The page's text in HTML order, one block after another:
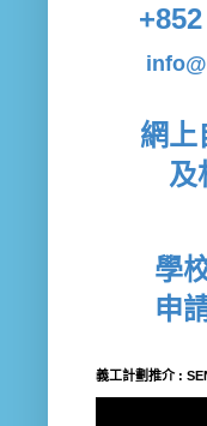
網上
及
學
申
義工計劃推介 :